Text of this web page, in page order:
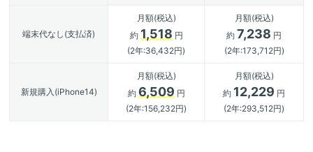
端末代なし(支払済)
月額(税込)
約 1,518 円
(2年:36,432円)
月額(税込)
約 7,238 円
(2年:173,712円)
新規購入(iPhone14)
月額(税込)
約 6,509 円
(2年:156,232円)
月額(税込)
約 12,229 円
(2年:293,512円)